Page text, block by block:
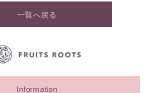
一覧へ戻る
Information